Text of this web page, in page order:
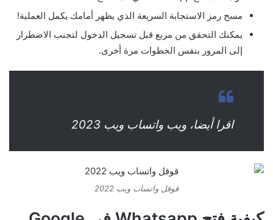
مسح رمز الاستجابة السريعة الذي يظهر أمامك يكمل العملية!
يمكنك التحقق من مربع قبل تسجيل الدخول لتجنب الاضطرار
إلى المرور بنفس الخطوات مرة أخرى.
اقرا أيضا، ويب واتساب ويب 2023
قوقل واتساب ويب 2022